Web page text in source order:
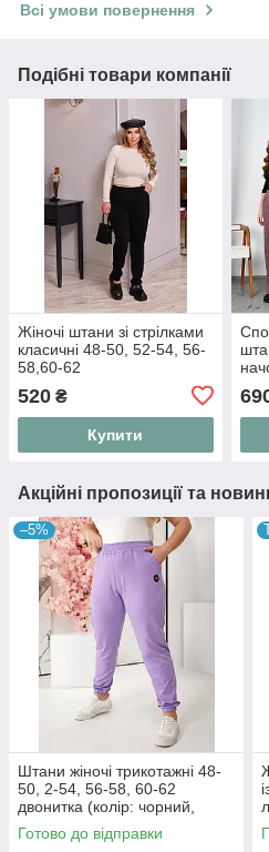
Всі умови повернення
Подібні товари компанії
Жіночі штани зі стрілками
класичні 48-50, 52-54, 56-
58,60-62
520 ₴
Купити
Акційні пропозиції та
–5%
Штани жіночі трикотажні 48-
50, 2-54, 56-58, 60-62
двонитка (колір: чорний,
сірий, фіалка, капучино,
небесний)
Готово до відправки